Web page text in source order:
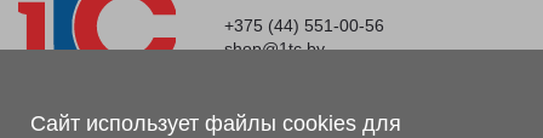
+375 (44) 551-00-56
shop@1tc.by
Магазин, склад
Сайт использует файлы cookies для